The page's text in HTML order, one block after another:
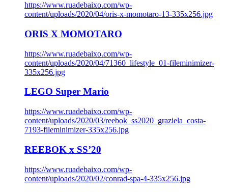
https://www.ruadebaixo.com/wp-
content/uploads/2020/04/oris-x-momotaro-13-335x256.jpg
ORIS X MOMOTARO
https://www.ruadebaixo.com/wp-
content/uploads/2020/04/71360_lifestyle_01-fileminimizer-
335x256.jpg
LEGO Super Mario
https://www.ruadebaixo.com/wp-
content/uploads/2020/03/reebok_ss2020_graziela_costa-
7193-fileminimizer-335x256.jpg
REEBOK x SS’20
https://www.ruadebaixo.com/wp-
content/uploads/2020/02/conrad-spa-4-335x256.jpg